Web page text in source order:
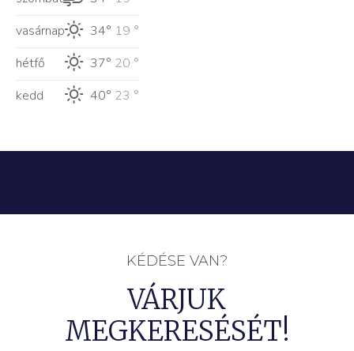
vasárnap
34° 19 °
hétfő
37° 20 °
kedd
40° 23 °
KÉDÉSE VAN?
VÁRJUK
MEGKERESÉSÉT!